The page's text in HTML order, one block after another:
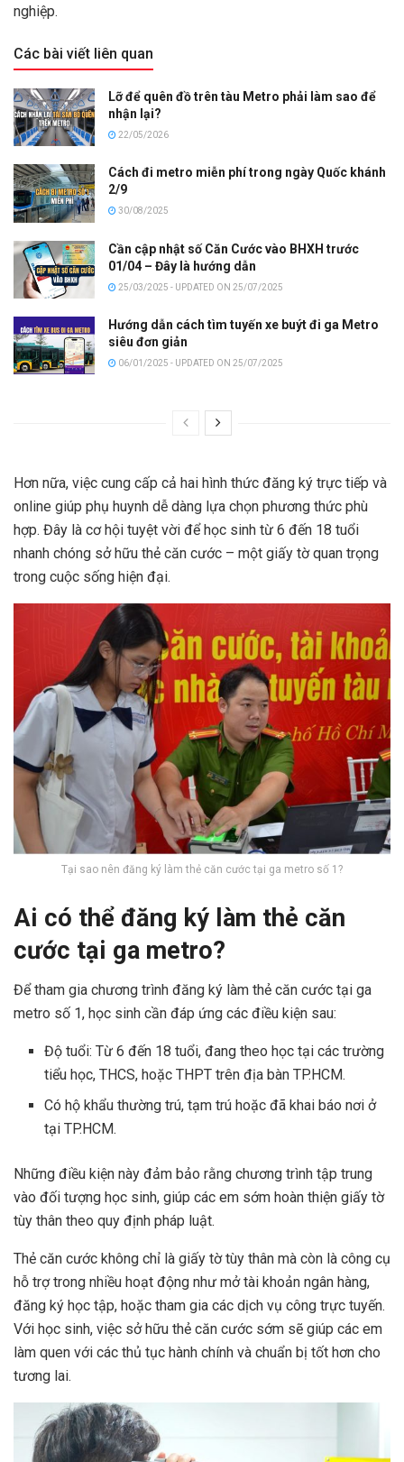
nghiệp.
Các bài viết liên quan
Lỡ để quên đồ trên tàu Metro phải làm sao để
nhận lại?
22/05/2026
Cách đi metro miễn phí trong ngày Quốc khánh
2/9
30/08/2025
Cần cập nhật số Căn Cước vào BHXH trước
01/04 – Đây là hướng dẫn
25/03/2025 - UPDATED ON 25/07/2025
Hướng dẫn cách tìm tuyến xe buýt đi ga Metro
siêu đơn giản
06/01/2025 - UPDATED ON 25/07/2025
Hơn nữa, việc cung cấp cả hai hình thức đăng ký trực tiếp và
online giúp phụ huynh dễ dàng lựa chọn phương thức phù
hợp. Đây là cơ hội tuyệt vời để học sinh từ 6 đến 18 tuổi
nhanh chóng sở hữu thẻ căn cước – một giấy tờ quan trọng
trong cuộc sống hiện đại.
Tại sao nên đăng ký làm thẻ căn cước tại ga metro số 1?
Ai có thể đăng ký làm thẻ căn
cước tại ga metro?
Để tham gia chương trình đăng ký làm thẻ căn cước tại ga
metro số 1, học sinh cần đáp ứng các điều kiện sau:
Độ tuổi: Từ 6 đến 18 tuổi, đang theo học tại các trường
tiểu học, THCS, hoặc THPT trên địa bàn TP.HCM.
Có hộ khẩu thường trú, tạm trú hoặc đã khai báo nơi ở
tại TP.HCM.
Những điều kiện này đảm bảo rằng chương trình tập trung
vào đối tượng học sinh, giúp các em sớm hoàn thiện giấy tờ
tùy thân theo quy định pháp luật.
Thẻ căn cước không chỉ là giấy tờ tùy thân mà còn là công cụ
hỗ trợ trong nhiều hoạt động như mở tài khoản ngân hàng,
đăng ký học tập, hoặc tham gia các dịch vụ công trực tuyến.
Với học sinh, việc sở hữu thẻ căn cước sớm sẽ giúp các em
làm quen với các thủ tục hành chính và chuẩn bị tốt hơn cho
tương lai.